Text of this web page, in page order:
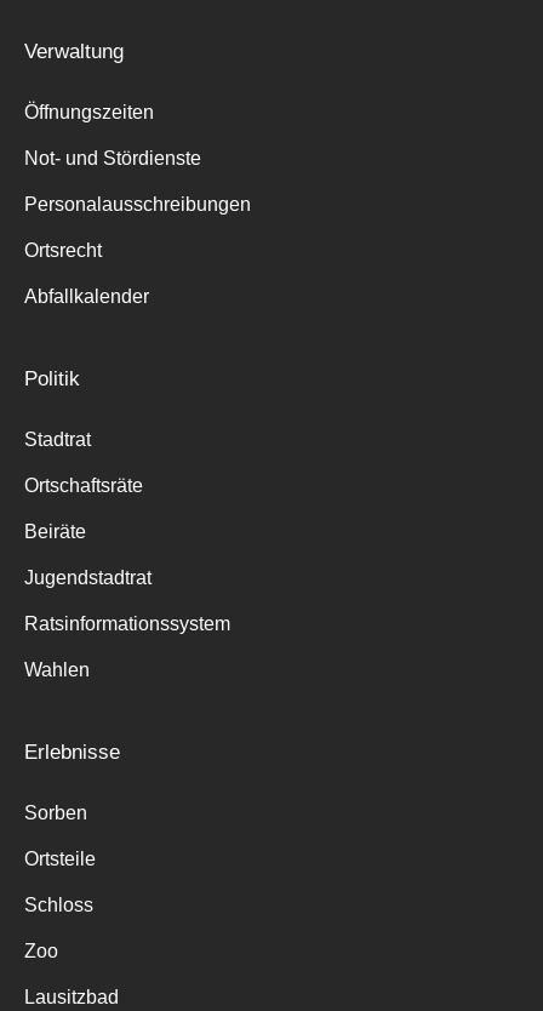
Suche
Verwaltung
Öffnungszeiten
Not- und Stördienste
Personalausschreibungen
Ortsrecht
Abfallkalender
Politik
Stadtrat
Ortschaftsräte
Beiräte
Jugendstadtrat
Ratsinformationssystem
Wahlen
Erlebnisse
Sorben
Ortsteile
Schloss
Zoo
Lausitzbad